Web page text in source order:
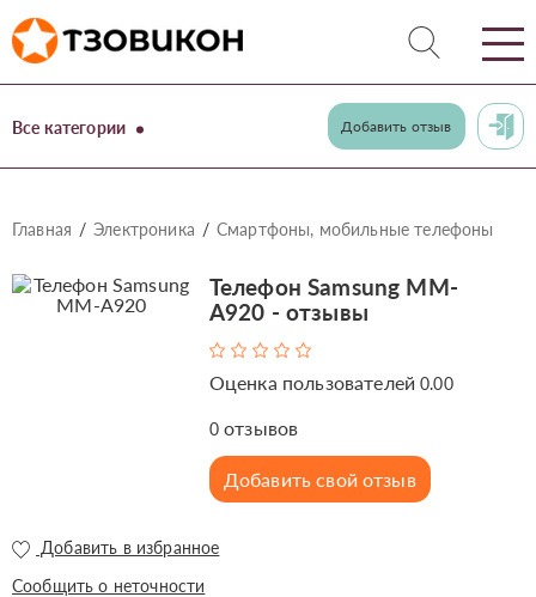
Все категории Добавить отзыв
Главная Электроника Смартфоны, мобильные телефоны
Телефон Samsung MM-
A920 - отзывы
Оценка пользователей0.00
0отзывов
Добавить свой отзыв
Добавить в избранное
Сообщить о неточности